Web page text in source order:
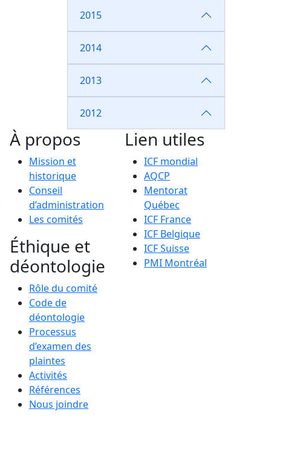
2015
2014
2013
2012
À propos
Mission et
historique
Conseil
d’administration
Les comités
Éthique et
déontologie
Rôle du comité
Code de
déontologie
Processus
d’examen des
plaintes
Activités
Références
Nous joindre
Lien utiles
ICF mondial
AQCP
Mentorat
Québec
ICF France
ICF Belgique
ICF Suisse
PMI Montréal